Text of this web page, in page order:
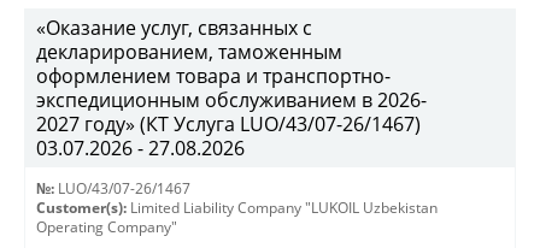
«Оказание услуг, связанных с
декларированием, таможенным
оформлением товара и транспортно-
экспедиционным обслуживанием в 2026-
2027 году» (КТ Услуга LUO/43/07-26/1467)
03.07.2026 - 27.08.2026
№: LUO/43/07-26/1467
Customer(s): Limited Liability Company "LUKOIL Uzbekistan
Operating Company"